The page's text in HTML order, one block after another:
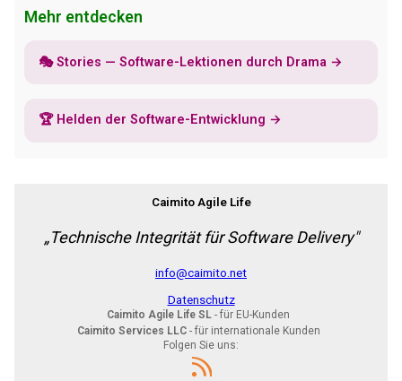
Mehr entdecken
🎭 Stories — Software-Lektionen durch Drama →
🏆 Helden der Software-Entwicklung →
Caimito Agile Life
„Technische Integrität für Software Delivery"
info@caimito.net
Datenschutz
Caimito Agile Life SL - für EU-Kunden
Caimito Services LLC- für internationale Kunden
Folgen Sie uns: